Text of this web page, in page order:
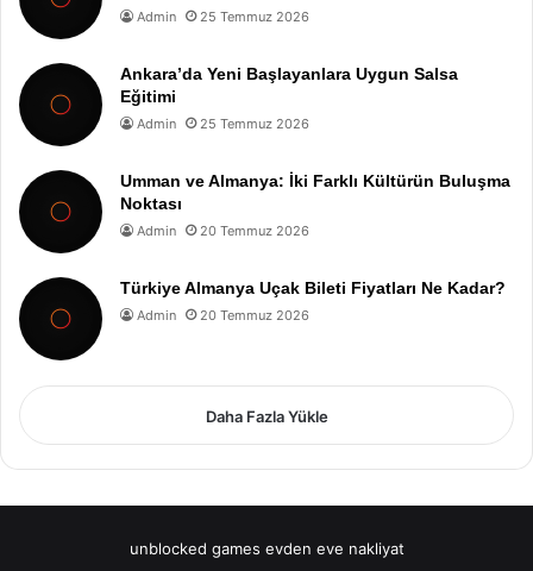
Admin 25 Temmuz 2026
Ankara’da Yeni Başlayanlara Uygun Salsa
Eğitimi
Admin 25 Temmuz 2026
Umman ve Almanya: İki Farklı Kültürün Buluşma
Noktası
Admin 20 Temmuz 2026
Türkiye Almanya Uçak Bileti Fiyatları Ne Kadar?
Admin 20 Temmuz 2026
Daha Fazla Yükle
unblocked games evden eve nakliyat